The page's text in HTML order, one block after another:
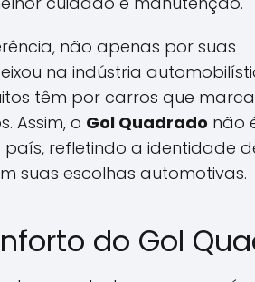
não apenas por suas
na indústria
têm por carros que
Assim, o Gol Quadrado não
refletindo a identidade
suas escolhas automotivas.
do Gol